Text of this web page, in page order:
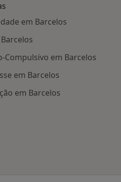
em Barcelos
Compulsivo em Barcelos
em Barcelos
em Barcelos